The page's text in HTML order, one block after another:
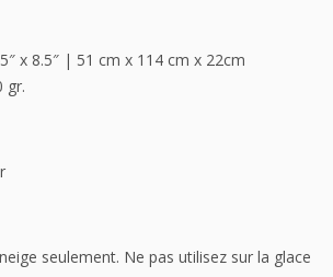
x 8.5″ | 51 cm x 114 cm x 22cm
gr.
seulement. Ne pas utilisez sur la glace